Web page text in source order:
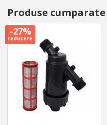
Produse
-27%
reducere